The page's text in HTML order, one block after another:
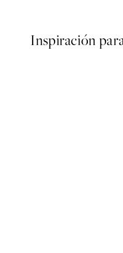
Inspiración